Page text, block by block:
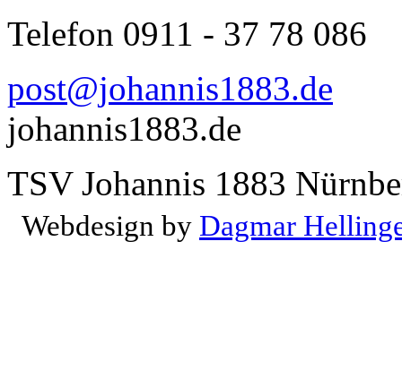
Telefon 0911 - 37 78 086
post@johannis1883.de
johannis1883.de
TSV Johannis 1883
Webdesign by Dagmar